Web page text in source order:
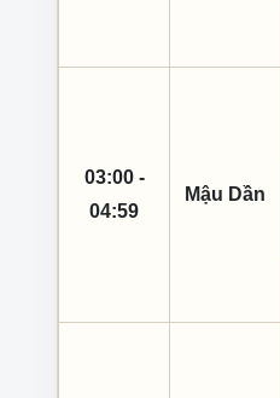
03:00 -
04:59
Mậu Dần